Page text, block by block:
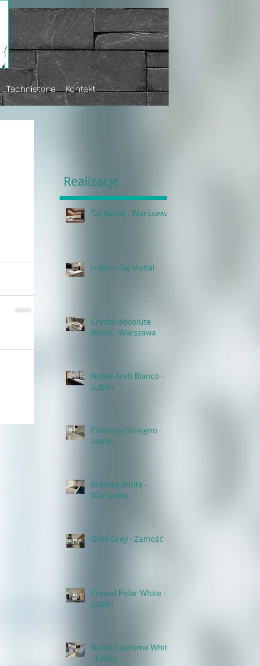
Technistone Kontakt
Realizacje
Taj Mahal - Warszawa
Lublin - Taj Mahal
Crystal Absolute
White - Warszawa
Noble Areti Bianco -
Lublin
Calacatta Volegno -
Lublin
Brilliant White -
Warszawa
Gobi Grey - Zamość
Crystal Polar White -
Lublin
Noble Supreme White
- Lublin